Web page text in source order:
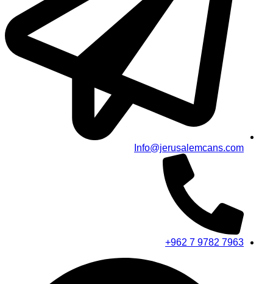
Info@jerusalemcans.com
+962 7 9782 7963